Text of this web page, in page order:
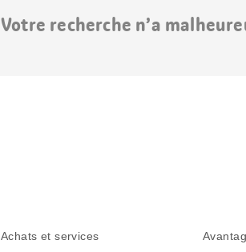
Votre recherche n’a
Achats et services